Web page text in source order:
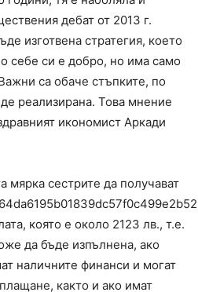
дебат от 2013 г.
изготвена стратегия, което
себе си е добро, но има само
са обаче стъпките, по
реализирана. Това мнение
икономист Аркади
мярка сестрите да получават
която е около 2123 лв., т.е.
да бъде изпълнена, ако
наличните финанси и могат
както и ако имат